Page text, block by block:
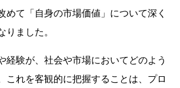
めて「自身の市場価値」について深く
りました。
経験が、社会や市場においてどのよう
これを客観的に把握することは、プロ